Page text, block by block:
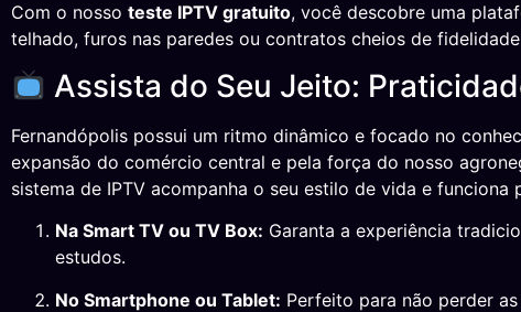
Com o nosso teste IPTV gratuito, você descobre uma
telhado, furos nas paredes ou contratos cheios de
Assista do Seu Jeito:
Fernandópolis possui um ritmo dinâmico e focado no
expansão do comércio central e pela força do nosso
sistema de IPTV acompanha o seu estilo de vida e
Na Smart TV ou TV Box: Garanta a experiência
estudos.
No Smartphone ou Tablet: Perfeito para não perder